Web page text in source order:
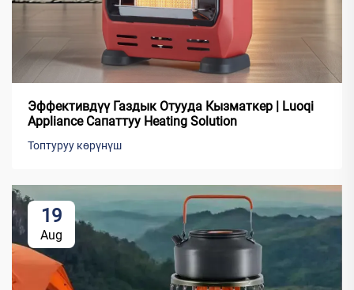
Эффективдүү Газдык Отууда Кызматкер | Luoqi
Appliance Сапаттуу Heating Solution
Топтуруу көрүнүш
19
Aug